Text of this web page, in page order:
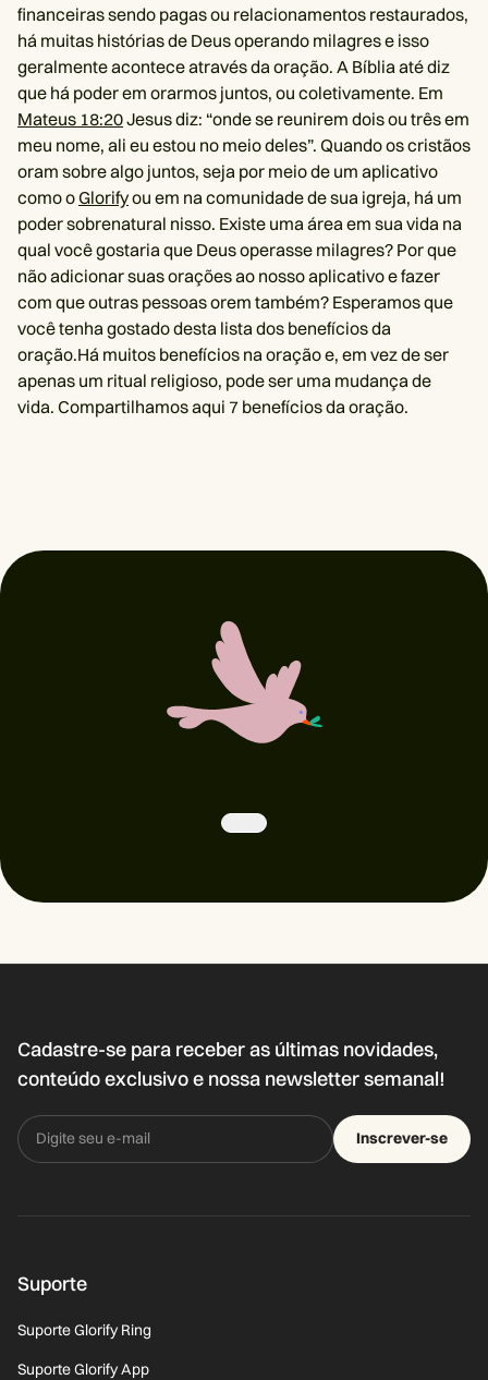
financeiras sendo pagas ou relacionamentos restaurados,
há muitas histórias de Deus operando milagres e isso
geralmente acontece através da oração. A Bíblia até diz
que há poder em orarmos juntos, ou coletivamente. Em
Mateus 18:20Jesus diz: “onde se reunirem dois ou três em
meu nome, ali eu estou no meio deles”. Quando os cristãos
oram sobre algo juntos, seja por meio de um aplicativo
como oGlorifyou em na comunidade de sua igreja, há um
poder sobrenatural nisso. Existe uma área em sua vida na
qual você gostaria que Deus operasse milagres? Por que
não adicionar suas orações ao nosso aplicativo e fazer
com que outras pessoas orem também? Esperamos que
você tenha gostado desta lista dos benefícios da
oração.Há muitos benefícios na oração e, em vez de ser
apenas um ritual religioso, pode ser uma mudança de
vida. Compartilhamos aqui 7 benefícios da oração.
Cadastre-se para receber as últimas novidades,
conteúdo exclusivo e nossa newsletter semanal!
Inscrever-se
Suporte
Suporte Glorify Ring
Suporte Glorify App